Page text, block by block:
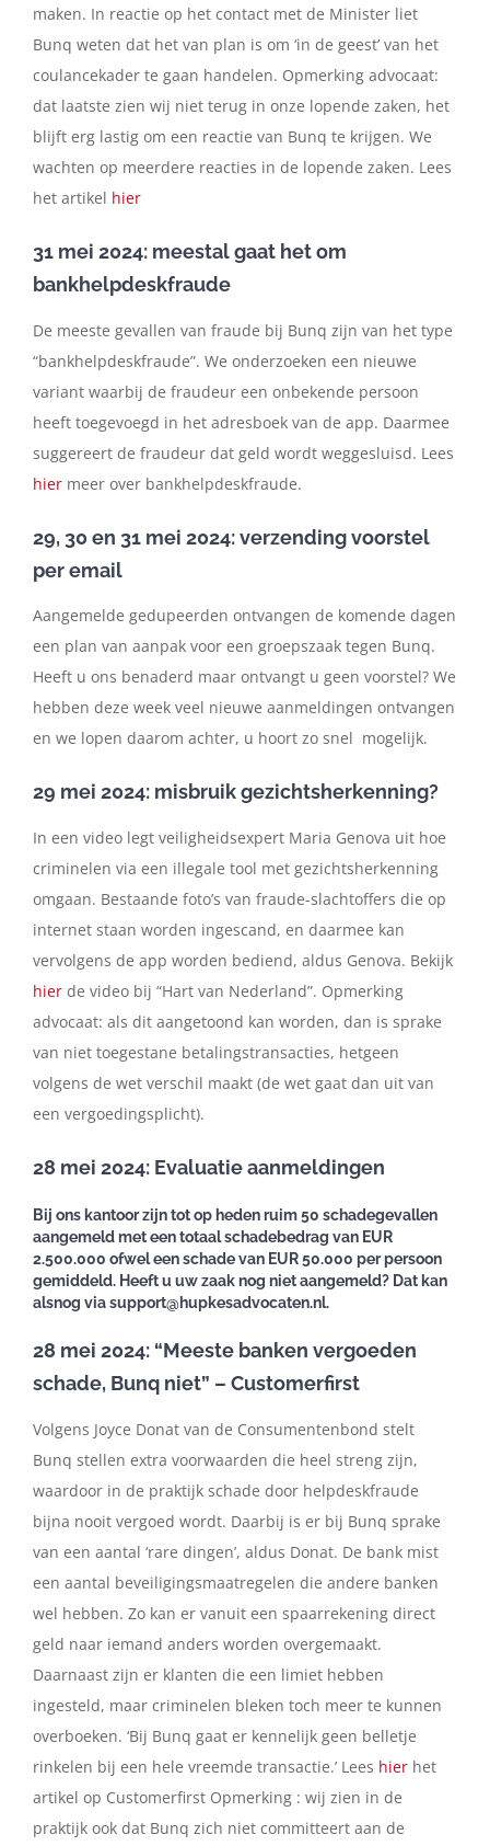
maken. In reactie op het contact met de Minister liet
Bunq weten dat het van plan is om ‘in de geest’ van het
coulancekader te gaan handelen. Opmerking advocaat:
dat laatste zien wij niet terug in onze lopende zaken, het
blijft erg lastig om een reactie van Bunq te krijgen. We
wachten op meerdere reacties in de lopende zaken. Lees
het artikel hier
31 mei 2024: meestal gaat het om
bankhelpdeskfraude
De meeste gevallen van fraude bij Bunq zijn van het type
“bankhelpdeskfraude”. We onderzoeken een nieuwe
variant waarbij de fraudeur een onbekende persoon
heeft toegevoegd in het adresboek van de app. Daarmee
suggereert de fraudeur dat geld wordt weggesluisd. Lees
hier meer over bankhelpdeskfraude.
29, 30 en 31 mei 2024: verzending voorstel
per email
Aangemelde gedupeerden ontvangen de komende dagen
een plan van aanpak voor een groepszaak tegen Bunq.
Heeft u ons benaderd maar ontvangt u geen voorstel? We
hebben deze week veel nieuwe aanmeldingen ontvangen
en we lopen daarom achter, u hoort zo snel mogelijk.
29 mei 2024: misbruik gezichtsherkenning?
In een video legt veiligheidsexpert Maria Genova uit hoe
criminelen via een illegale tool met gezichtsherkenning
omgaan. Bestaande foto’s van fraude-slachtoffers die op
internet staan worden ingescand, en daarmee kan
vervolgens de app worden bediend, aldus Genova. Bekijk
hier de video bij “Hart van Nederland”. Opmerking
advocaat: als dit aangetoond kan worden, dan is sprake
van niet toegestane betalingstransacties, hetgeen
volgens de wet verschil maakt (de wet gaat dan uit van
een vergoedingsplicht).
28 mei 2024: Evaluatie aanmeldingen
Bij ons kantoor zijn tot op heden ruim 50 schadegevallen
aangemeld met een totaal schadebedrag van EUR
2.500.000 ofwel een schade van EUR 50.000 per persoon
gemiddeld. Heeft u uw zaak nog niet aangemeld? Dat kan
alsnog via support@hupkesadvocaten.nl.
28 mei 2024: “Meeste banken vergoeden
schade, Bunq niet” – Customerfirst
Volgens Joyce Donat van de Consumentenbond stelt
Bunq stellen extra voorwaarden die heel streng zijn,
waardoor in de praktijk schade door helpdeskfraude
bijna nooit vergoed wordt. Daarbij is er bij Bunq sprake
van een aantal ‘rare dingen’, aldus Donat. De bank mist
een aantal beveiligingsmaatregelen die andere banken
wel hebben. Zo kan er vanuit een spaarrekening direct
geld naar iemand anders worden overgemaakt.
Daarnaast zijn er klanten die een limiet hebben
ingesteld, maar criminelen bleken toch meer te kunnen
overboeken. ‘Bij Bunq gaat er kennelijk geen belletje
rinkelen bij een hele vreemde transactie.’ Lees hier het
artikel op Customerfirst Opmerking : wij zien in de
praktijk ook dat Bunq zich niet committeert aan de